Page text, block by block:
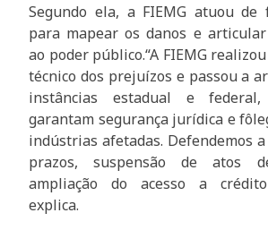
Segundo ela, a FIEMG atuou de
para mapear os danos e
ao poder público.“A FIEMG
técnico dos prejuízos e passou a
instâncias estadual e
garantam segurança jurídica e
indústrias afetadas. Defendemos
prazos, suspensão de atos
ampliação do acesso a crédito
explica.